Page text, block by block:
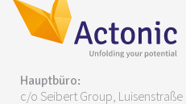
Hauptbüro:
c/o Seibert Group, Luisenstraße